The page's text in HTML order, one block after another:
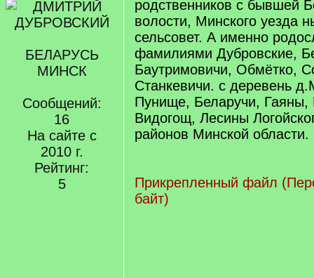
БЕЛАРУСЬ
МИНСК
Сообщений:
16
На сайте с
2010 г.
Рейтинг:
5
родственников с бывшей
волости, Минского уезда
сельсовет. А именно
фамилиями Дубровские,
Баутримовичи, Обмётко,
Станкевичи. с деревень
Пунище, Беларучи, Гаяны,
Видогощ, Лесины
районов Минской области.
Прикрепленный файл
байт)